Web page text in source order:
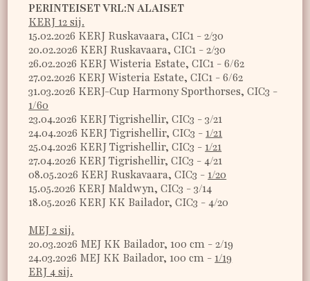
PERINTEISET VRL:N ALAISET
KERJ 12 sij.
15.02.2026 KERJ Ruskavaara, CIC1 - 2/30
20.02.2026 KERJ Ruskavaara, CIC1 - 2/30
26.02.2026 KERJ Wisteria Estate, CIC1 - 6/62
27.02.2026 KERJ Wisteria Estate, CIC1 - 6/62
31.03.2026 KERJ-Cup Harmony Sporthorses, CIC3 -
1/60
23.04.2026 KERJ Tigrishellir, CIC3 - 3/21
24.04.2026 KERJ Tigrishellir, CIC3 - 1/21
25.04.2026 KERJ Tigrishellir, CIC3 - 1/21
27.04.2026 KERJ Tigrishellir, CIC3 - 4/21
08.05.2026 KERJ Ruskavaara, CIC3 - 1/20
15.05.2026 KERJ Maldwyn, CIC3 - 3/14
18.05.2026 KERJ KK Bailador, CIC3 - 4/20
MEJ 2 sij.
20.03.2026 MEJ KK Bailador, 100 cm - 2/19
24.03.2026 MEJ KK Bailador, 100 cm - 1/19
ERJ 4 sij.